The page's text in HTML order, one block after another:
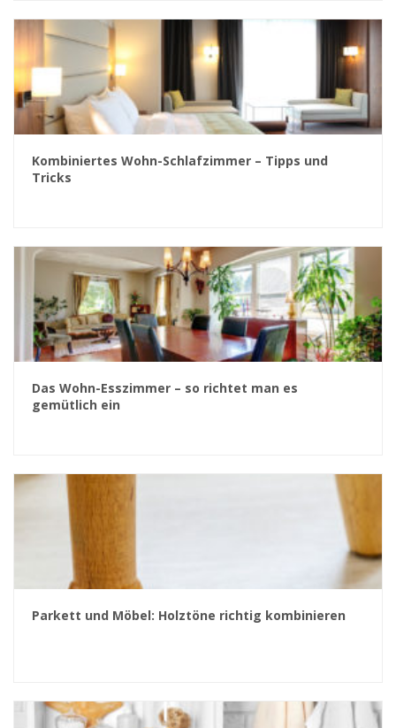
Kombiniertes Wohn-Schlafzimmer – Tipps und
Tricks
Das Wohn-Esszimmer – so richtet man es
gemütlich ein
Parkett und Möbel: Holztöne richtig kombinieren